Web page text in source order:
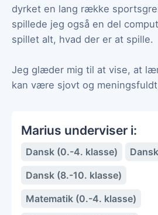
dyrket en lang række
spillede jeg også en del
spillet alt, hvad der er at spille.
Jeg glæder mig til at vise, at
kan være sjovt og
Marius underviser i:
Dansk (0.-4. klasse)
Dansk (8.-10. klasse)
Matematik (0.-4. klasse)